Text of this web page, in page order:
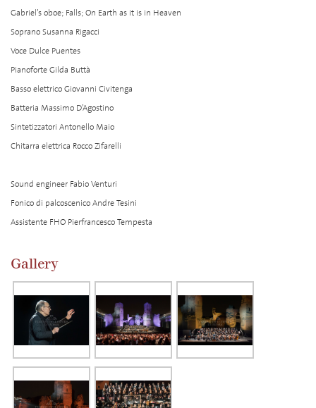
Gabriel’s oboe; Falls; On Earth as it is in Heaven
Soprano Susanna Rigacci
Voce Dulce Puentes
Pianoforte Gilda Buttà
Basso elettrico Giovanni Civitenga
Batteria Massimo D’Agostino
Sintetizzatori Antonello Maio
Chitarra elettrica Rocco Zifarelli
Sound engineer Fabio Venturi
Fonico di palcoscenico Andre Tesini
Assistente FHO Pierfrancesco Tempesta
Gallery